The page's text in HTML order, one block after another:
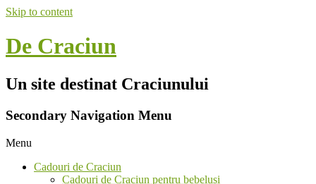
Skip to content
De Craciun
Un site destinat Craciunului
Secondary Navigation Menu
Menu
Cadouri de Craciun
Cadouri de Craciun pentru bebelusi